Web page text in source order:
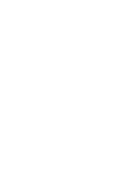
do Bunho e do Junco